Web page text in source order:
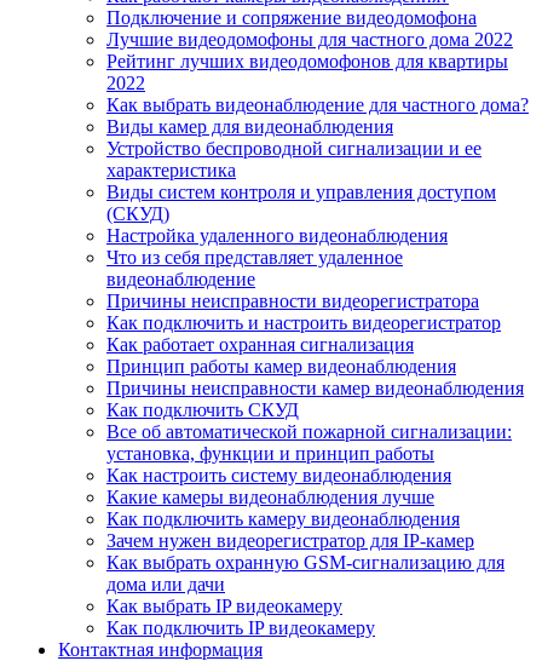
Подключение и сопряжение видеодомофона
Лучшие видеодомофоны для частного дома 2022
Рейтинг лучших видеодомофонов для квартиры
2022
Как выбрать видеонаблюдение для частного дома?
Виды камер для видеонаблюдения
Устройство беспроводной сигнализации и ее
характеристика
Виды систем контроля и управления доступом
(СКУД)
Настройка удаленного видеонаблюдения
Что из себя представляет удаленное
видеонаблюдение
Причины неисправности видеорегистратора
Как подключить и настроить видеорегистратор
Как работает охранная сигнализация
Принцип работы камер видеонаблюдения
Причины неисправности камер видеонаблюдения
Как подключить СКУД
Все об автоматической пожарной сигнализации:
установка, функции и принцип работы
Как настроить систему видеонаблюдения
Какие камеры видеонаблюдения лучше
Как подключить камеру видеонаблюдения
Зачем нужен видеорегистратор для IP-камер
Как выбрать охранную GSM-сигнализацию для
дома или дачи
Как выбрать IP видеокамеру
Как подключить IP видеокамеру
Контактная информация